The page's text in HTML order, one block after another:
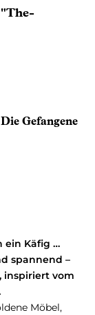
Gefangene
ein Käfig …
spannend –
inspiriert vom
Möbel,